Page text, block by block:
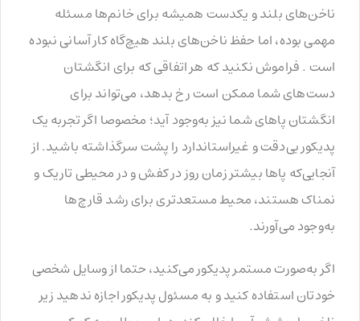
ناخن‌های بلند و یکدست همیشه برای خانم‌ها مسئله
مهمی بوده، اما حفظ ناخن‌های بلند هیچ‌گاه کار آسانی نبوده
است . فراموش نکنید که هر اتفاقی که برای انگشتان
دست‌های شما ممکن است رخ بدهد، می‌تواند برای
انگشتان پا‌های شما نیز به‌وجود آید؛ مخصوصا اگر تجربه یک
پدیکور بی‌دقت و غیراستاندارد را پشت سرگذاشته باشید. از
آنجایی‌که پا‌ها بیشتر زمان روز در کفش و در محیطی تاریک و
نمناک هستند، محیط مستعدتری برای رشد قارچ‌ها
به‌وجود می‌آورند.
اگر به‌صورت مستمر پدیکور می‌کنید، حتما از وسایل شخصی
خودتان استفاده کنید و به مسئول پدیکور اجازه ندهید زیر